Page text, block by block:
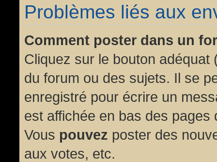
Problèmes liés aux
Comment poster dans un
Cliquez sur le bouton
du forum ou des sujets. Il se
enregistré pour écrire un
est affichée en bas des
Vous pouvez poster des
aux votes, etc.